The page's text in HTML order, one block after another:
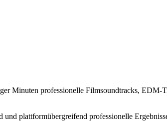
Minuten professionelle Filmsoundtracks, EDM-
plattformübergreifend professionelle